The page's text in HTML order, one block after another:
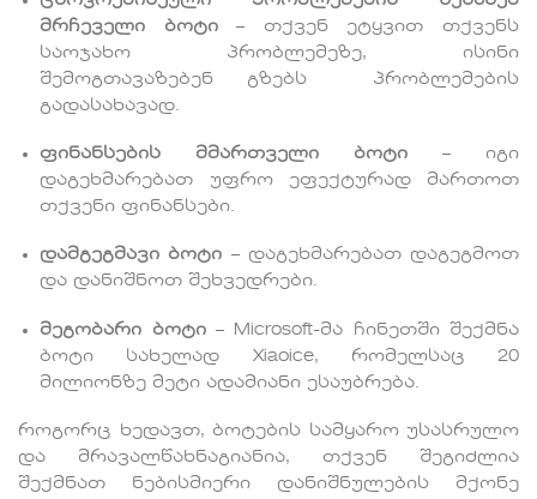
მრჩეველი ბოტი– თქვენ ეტყვით თქვენს
საოჯახო პრობლემეზე, ისინი
შემოგთავაზებენ გზებს პრობლემების
გადასახავად.
ფინანსების მმართველი ბოტი – იგი
დაგეხმარებათ უფრო ეფექტურად მართოთ
თქვენი ფინანსები.
დამგეგმავი ბოტი – დაგეხმარებათ დაგეგმოთ
და დანიშნოთ შეხვედრები.
მეგობარი ბოტი– Microsoft-მა ჩინეთში შექმნა
ბოტი სახელად Xiaoice, რომელსაც 20
მილიონზე მეტი ადამიანი ესაუბრება.
როგორც ხედავთ, ბოტების სამყარო უსასრულო
და მრავალწახნაგიანია, თქვენ შეგიძლია
შექმნათ ნებისმიერი დანიშნულების მქონე